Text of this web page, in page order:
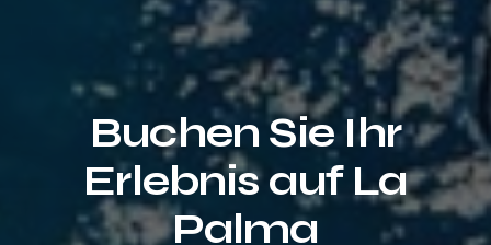
Buchen Sie Ihr
Erlebnis auf La
Palma